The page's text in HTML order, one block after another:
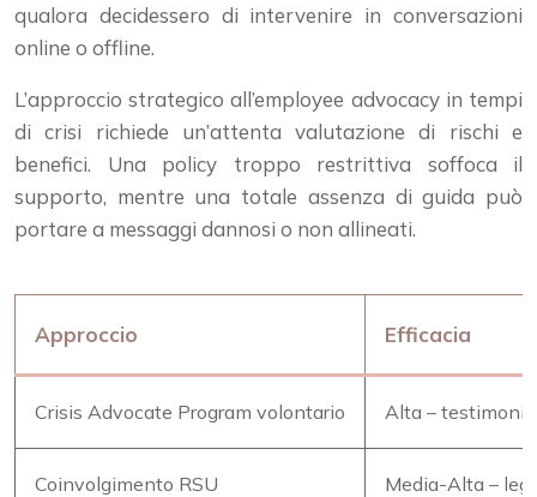
qualora decidessero di intervenire in conversazioni
online o offline.
L’approccio strategico all’employee advocacy in tempi
di crisi richiede un’attenta valutazione di rischi e
benefici. Una policy troppo restrittiva soffoca il
supporto, mentre una totale assenza di guida può
portare a messaggi dannosi o non allineati.
Approccio Efficacia
Crisis Advocate Program volontario Alta –
Coinvolgimento RSU Media-Alta –